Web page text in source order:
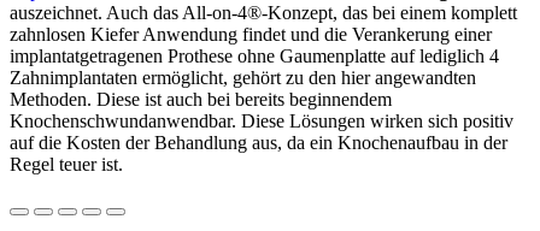
auszeichnet. Auch das All-on-4®-Konzept, das bei einem komplett
zahnlosen Kiefer Anwendung findet und die Verankerung einer
implantatgetragenen Prothese ohne Gaumenplatte auf lediglich 4
Zahnimplantaten ermöglicht, gehört zu den hier angewandten
Methoden. Diese ist auch bei bereits beginnendem
Knochenschwundanwendbar. Diese Lösungen wirken sich positiv
auf die Kosten der Behandlung aus, da ein Knochenaufbau in der
Regel teuer ist.